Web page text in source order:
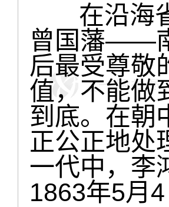
在沿海省
曾国藩——
后最受尊敬
值，不能做
到底。在朝
正公正地处
一代中，李
1863年5月